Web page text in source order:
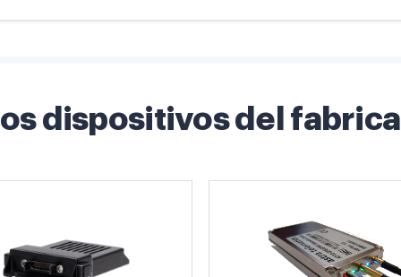
dispositivos del